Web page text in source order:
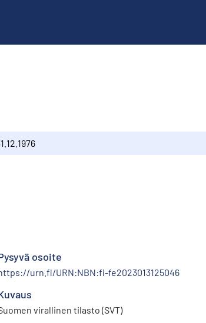
osoite
urn.fi/URN:NBN:fi-fe2023013125046
virallinen tilasto (SVT)